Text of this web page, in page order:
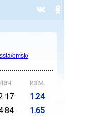
omsk/
изм.
1.24
1.65